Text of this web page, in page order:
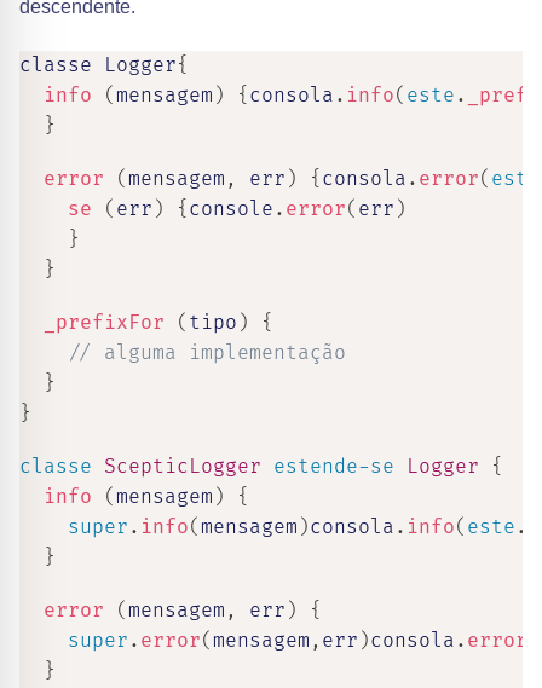
descendente.
classe Logger{
info
( mensagem ) { consola . info( este .
}
error ( mensagem , err ) { consola . error( este
se
( err ) { console . error( err )
}
}
_prefixFor ( tipo )
{
// alguma implementação
}
}
classe ScepticLogger estende-se Logger
{
info
( mensagem )
{
super . info( mensagem )consola . info( este .
}
error ( mensagem , err )
{
super . error( mensagem , err )consola . error
}